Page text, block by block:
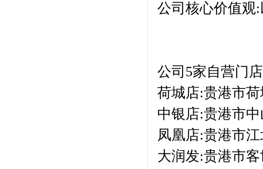
公司核心价值观
公司5家自营门
荷城店:贵港市
中银店:贵港市
凤凰店:贵港市
大润发:贵港市